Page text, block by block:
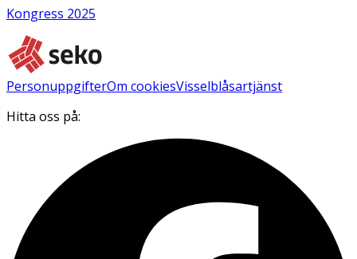
Kongress 2025
PersonuppgifterOm cookiesVisselblåsartjänst
Hitta oss på: